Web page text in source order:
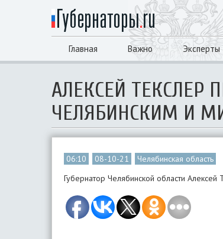
Главная Важно Эксперты
АЛЕКСЕЙ ТЕКСЛЕР
ЧЕЛЯБИНСКИМ И
06:10 08-10-21
Челябинская область
Губернатор Челябинской области